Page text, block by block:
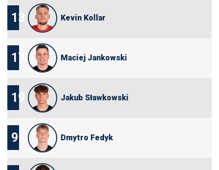
13 Kevin Kollar
17 Maciej Jankowski
19 Jakub Sławkowski
9 Dmytro Fedyk